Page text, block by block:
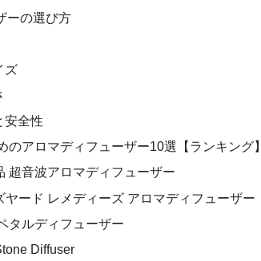
ーの選び方
ズ
安全性
のアロマディフューザー10選【ランキング】
超音波アロマディフューザー
ヤード レメディーズ アロマディフューザー
タルディフューザー
Diffuser